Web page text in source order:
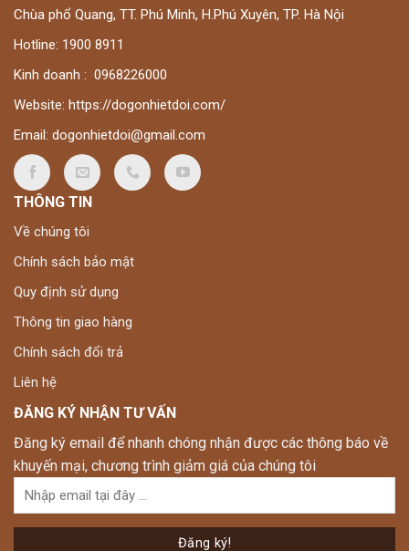
Chùa phổ Quang, TT. Phú Minh, H.Phú Xuyên, TP. Hà Nội
Hotline: 1900 8911
Kinh doanh : 0968226000
Website: https://dogonhietdoi.com/
Email: dogonhietdoi@gmail.com
THÔNG TIN
Về chúng tôi
Chính sách bảo mật
Quy định sử dụng
Thông tin giao hàng
Chính sách đổi trả
Liên hệ
ĐĂNG KÝ NHẬN TƯ VẤN
Đăng ký email để nhanh chóng nhận được các thông báo về
khuyến mại, chương trình giảm giá của chúng tôi